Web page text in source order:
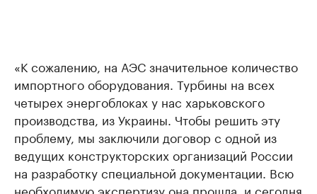
«К сожалению, на АЭС значительное количество
импортного оборудования. Турбины на всех
четырех энергоблоках у нас харьковского
производства, из Украины. Чтобы решить эту
проблему, мы заключили договор с одной из
ведущих конструкторских организаций России
на разработку специальной документации. Всю
необходимую экспертизу она прошла, и сегодня